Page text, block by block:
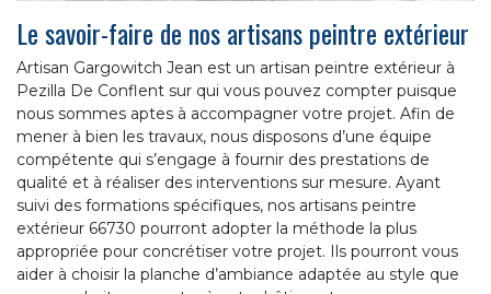
Le savoir-faire de nos artisans peintre extérieur
Artisan Gargowitch Jean est un artisan peintre extérieur à
Pezilla De Conflent sur qui vous pouvez compter puisque
nous sommes aptes à accompagner votre projet. Afin de
mener à bien les travaux, nous disposons d’une équipe
compétente qui s’engage à fournir des prestations de
qualité et à réaliser des interventions sur mesure. Ayant
suivi des formations spécifiques, nos artisans peintre
extérieur 66730 pourront adopter la méthode la plus
appropriée pour concrétiser votre projet. Ils pourront vous
aider à choisir la planche d’ambiance adaptée au style que